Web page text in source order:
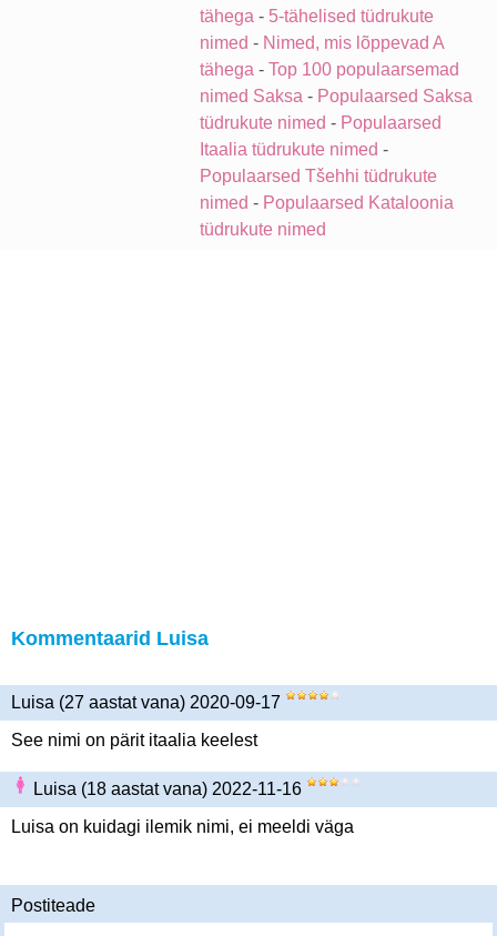
tähega - 5-tähelised tüdrukute
nimed - Nimed, mis lõppevad A
tähega - Top 100 populaarsemad
nimed Saksa - Populaarsed Saksa
tüdrukute nimed - Populaarsed
Itaalia tüdrukute nimed -
Populaarsed Tšehhi tüdrukute
nimed - Populaarsed Kataloonia
tüdrukute nimed
Kommentaarid Luisa
Luisa (27 aastat vana) 2020-09-17
See nimi on pärit itaalia keelest
Luisa (18 aastat vana) 2022-11-16
Luisa on kuidagi ilemik nimi, ei meeldi väga
Postiteade